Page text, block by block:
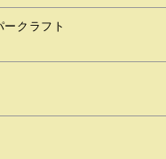
ークラフト